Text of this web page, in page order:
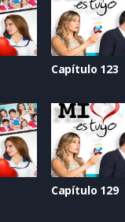
Capítulo 123
Capítulo 129